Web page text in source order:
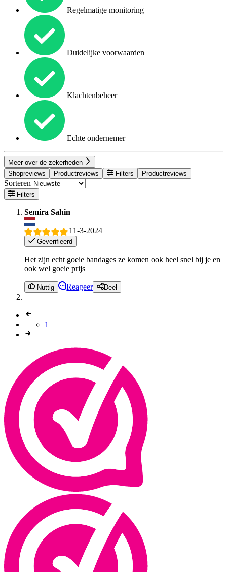
Regelmatige monitoring
Duidelijke voorwaarden
Klachtenbeheer
Echte ondernemer
Meer over de zekerheden
Shopreviews
Productreviews Filters Productreviews
Sorteren
Filters
Semira Sahin
11-3-2024
Geverifieerd
Het zijn echt goeie bandages ze komen ook heel snel bij je en
ook wel goeie prijs
Nuttig Reageer Deel
1